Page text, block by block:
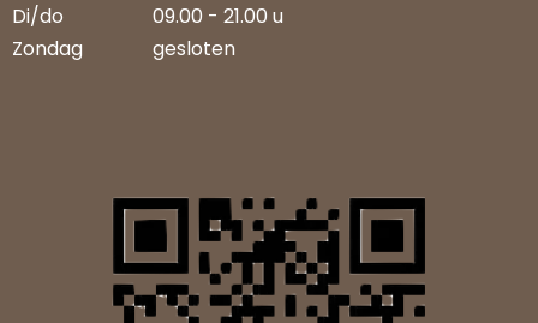
Di/do
09.00 - 21.00 u
Zondag
gesloten